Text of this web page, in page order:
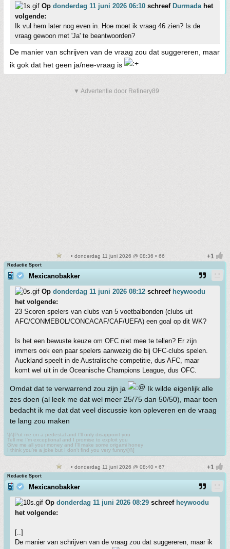
Op donderdag 11 juni 2026 06:10 schreef Durmadahet
volgende:
Ik vul hem later nog even in. Hoe moet ik vraag 46 zien? Is de
vraag gewoon met 'Ja' te beantwoorden?
De manier van schrijven van de vraag zou dat suggereren, maar
ik gok dat het geen ja/nee-vraag is
▼ Advertentie door Refinery89
• donderdag 11 juni 2026 @ 08:36 • 66
Redactie Sport
Mexicanobakker
Op donderdag 11 juni 2026 08:12 schreef heywoodu
het volgende:
23 Scoren spelers van clubs van 5 voetbalbonden (clubs uit
AFC/CONMEBOL/CONCACAF/CAF/UEFA) een goal op dit WK?
Is het een bewuste keuze om OFC niet mee te tellen? Er zijn
immers ook een paar spelers aanwezig die bij OFC-clubs spelen.
Auckland speelt in de Australische competitie, dus AFC, maar
komt wel uit in de Oceanische Champions League, dus OFC.
Omdat dat te verwarrend zou zijn ja
Ik wilde eigenlijk alle
zes doen (al leek me dat wel meer 25/75 dan 50/50), maar toen
bedacht ik me dat dat veel discussie kon opleveren en de vraag
te lang zou maken
\[i\]Put me on a pedestal and I'll only disappoint you
Tell me I'm exceptional and I promise to exploit you
Give me all your money and I'll make some origami honey
I think you're a joke but I don't find you very funny\[/i\]
• donderdag 11 juni 2026 @ 08:40 • 67
Redactie Sport
Mexicanobakker
Op donderdag 11 juni 2026 08:29 schreef heywoodu
het volgende:
[..]
De manier van schrijven van de vraag zou dat suggereren, maar ik